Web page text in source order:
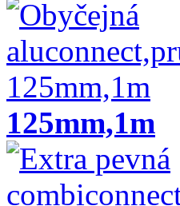
125mm,1m